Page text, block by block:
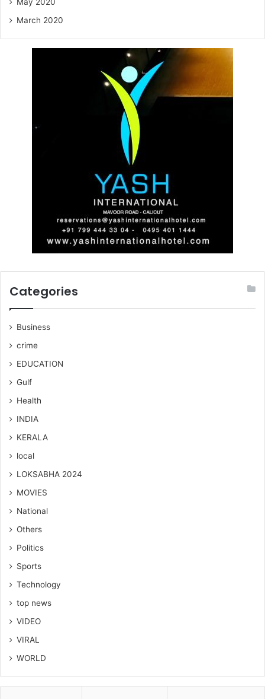
March 2020
Categories
Business
crime
EDUCATION
Gulf
Health
INDIA
KERALA
local
LOKSABHA 2024
MOVIES
National
Others
Politics
Sports
Technology
top news
VIDEO
VIRAL
WORLD